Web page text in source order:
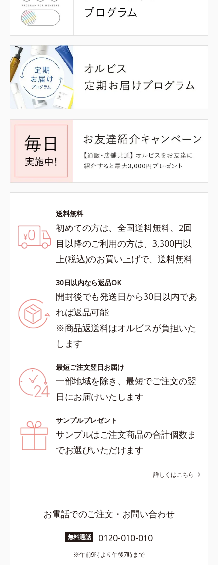
送料無料
初めての方は、全国送料無料、2回
目以降のご利用の方は、3,300円以
上(税込)のお買い上げで、送料無料
30日以内なら返品OK
開封後でも発送日から30日以内であ
れば返品可能
※商品返送料はオルビスが負担いた
します
最短ご注文翌日お届け
一部地域を除き、最短でご注文の翌
日にお届けいたします
サンプルプレゼント
サンプルはご注文商品の合計個数ま
でお選びいただけます
詳しくはこちら
お電話でのご注文・お問い合わせ
無料通話 0120-010-010
午前9時より午後7時まで